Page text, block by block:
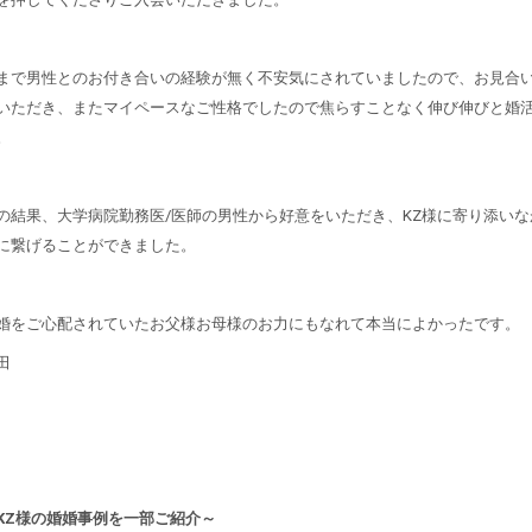
で男性とのお付き合いの経験が無く不安気にされていましたので、お見合
ただき、またマイペースなご性格でしたので焦らすことなく伸び伸びと婚
結果、大学病院勤務医/医師の男性から好意をいただき、KZ様に寄り添い
繋げることができました。
をご心配されていたお父様お母様のお力にもなれて本当によかったです。
様の婚婚事例を一部ご紹介～